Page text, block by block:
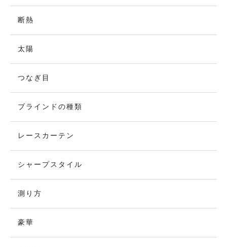
断熱
太陽
つなぎ目
ブラインドの種類
レースカーテン
シャープスタイル
測り方
豪華